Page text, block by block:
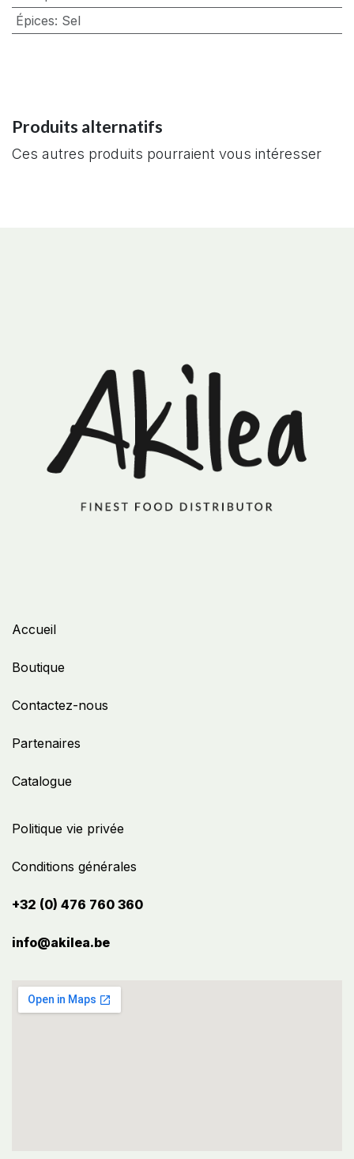
Épices: Sel
Produits alternatifs
Ces autres produits pourraient vous intéresser
Politique vie privée
Conditions générales
+32 (0) 476 760 360
info@akilea.be​
Accueil
Boutique
Contactez-nous
Partenaires
Catalogue